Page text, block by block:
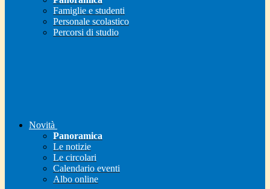
Famiglie e studenti
Personale scolastico
Percorsi di studio
Novità
Panoramica
Le notizie
Le circolari
Calendario eventi
Albo online